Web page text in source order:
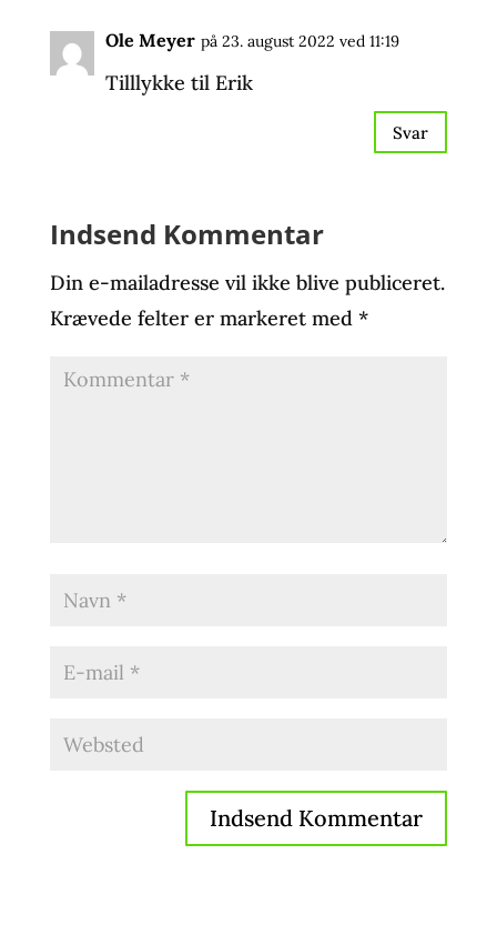
Ole Meyer på 23. august 2022 ved 11:19
Tilllykke til Erik
Svar
Indsend Kommentar
Din e-mailadresse vil ikke blive publiceret.
Krævede felter er markeret med *